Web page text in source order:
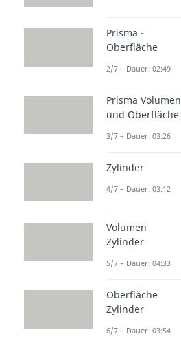
Prisma -
Oberfläche
2/7 – Dauer: 02:49
Prisma Volumen
und Oberfläche
3/7 – Dauer: 03:26
Zylinder
4/7 – Dauer: 03:12
Volumen
Zylinder
5/7 – Dauer: 04:33
Oberfläche
Zylinder
6/7 – Dauer: 03:54